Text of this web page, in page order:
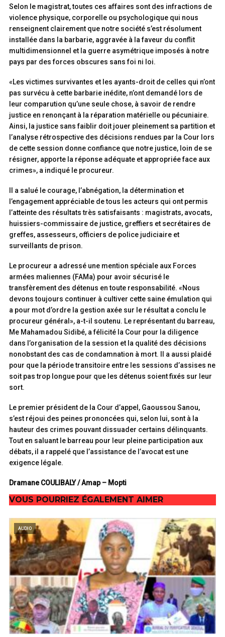
Selon le magistrat, toutes ces affaires sont des infractions de
violence physique, corporelle ou psychologique qui nous
renseignent clairement que notre société s’est résolument
installée dans la barbarie, aggravée à la faveur du conflit
multidimensionnel et la guerre asymétrique imposés à notre
pays par des forces obscures sans foi ni loi.
«Les victimes survivantes et les ayants-droit de celles qui n’ont
pas survécu à cette barbarie inédite, n’ont demandé lors de
leur comparution qu’une seule chose, à savoir de rendre
justice en renonçant à la réparation matérielle ou pécuniaire.
Ainsi, la justice sans faiblir doit jouer pleinement sa partition et
l’analyse rétrospective des décisions rendues par la Cour lors
de cette session donne confiance que notre justice, loin de se
résigner, apporte la réponse adéquate et appropriée face aux
crimes», a indiqué le procureur.
Il a salué le courage, l’abnégation, la détermination et
l’engagement appréciable de tous les acteurs qui ont permis
l’atteinte des résultats très satisfaisants : magistrats, avocats,
huissiers-commissaire de justice, greffiers et secrétaires de
greffes, assesseurs, officiers de police judiciaire et
surveillants de prison.
Le procureur a adressé une mention spéciale aux Forces
armées maliennes (FAMa) pour avoir sécurisé le
transfèrement des détenus en toute responsabilité. «Nous
devons toujours continuer à cultiver cette saine émulation qui
a pour mot d’ordre la gestion axée sur le résultat a conclu le
procureur général», a-t-il soutenu. Le représentant du barreau,
Me Mahamadou Sidibé, a félicité la Cour pour la diligence
dans l’organisation de la session et la qualité des décisions
nonobstant des cas de condamnation à mort. Il a aussi plaidé
pour que la période transitoire entre les sessions d’assises ne
soit pas trop longue pour que les détenus soient fixés sur leur
sort.
Le premier président de la Cour d’appel, Gaoussou Sanou,
s’est réjoui des peines prononcées qui, selon lui, sont à la
hauteur des crimes pouvant dissuader certains délinquants.
Tout en saluant le barreau pour leur pleine participation aux
débats, il a rappelé que l’assistance de l’avocat est une
exigence légale.
Dramane COULIBALY / Amap – Mopti
VOUS POURRIEZ ÉGALEMENT AIMER
AUDIO